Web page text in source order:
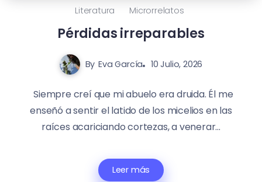
Literatura Microrrelatos
Pérdidas irreparables
By Eva García 10 Julio, 2026
Siempre creí que mi abuelo era druida. Él me
enseñó a sentir el latido de los micelios en las
raíces acariciando cortezas, a venerar...
Leer más